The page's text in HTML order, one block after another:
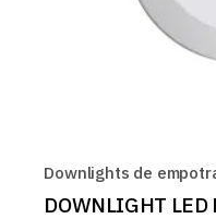
Downlights de
DOWNLIGHT LED